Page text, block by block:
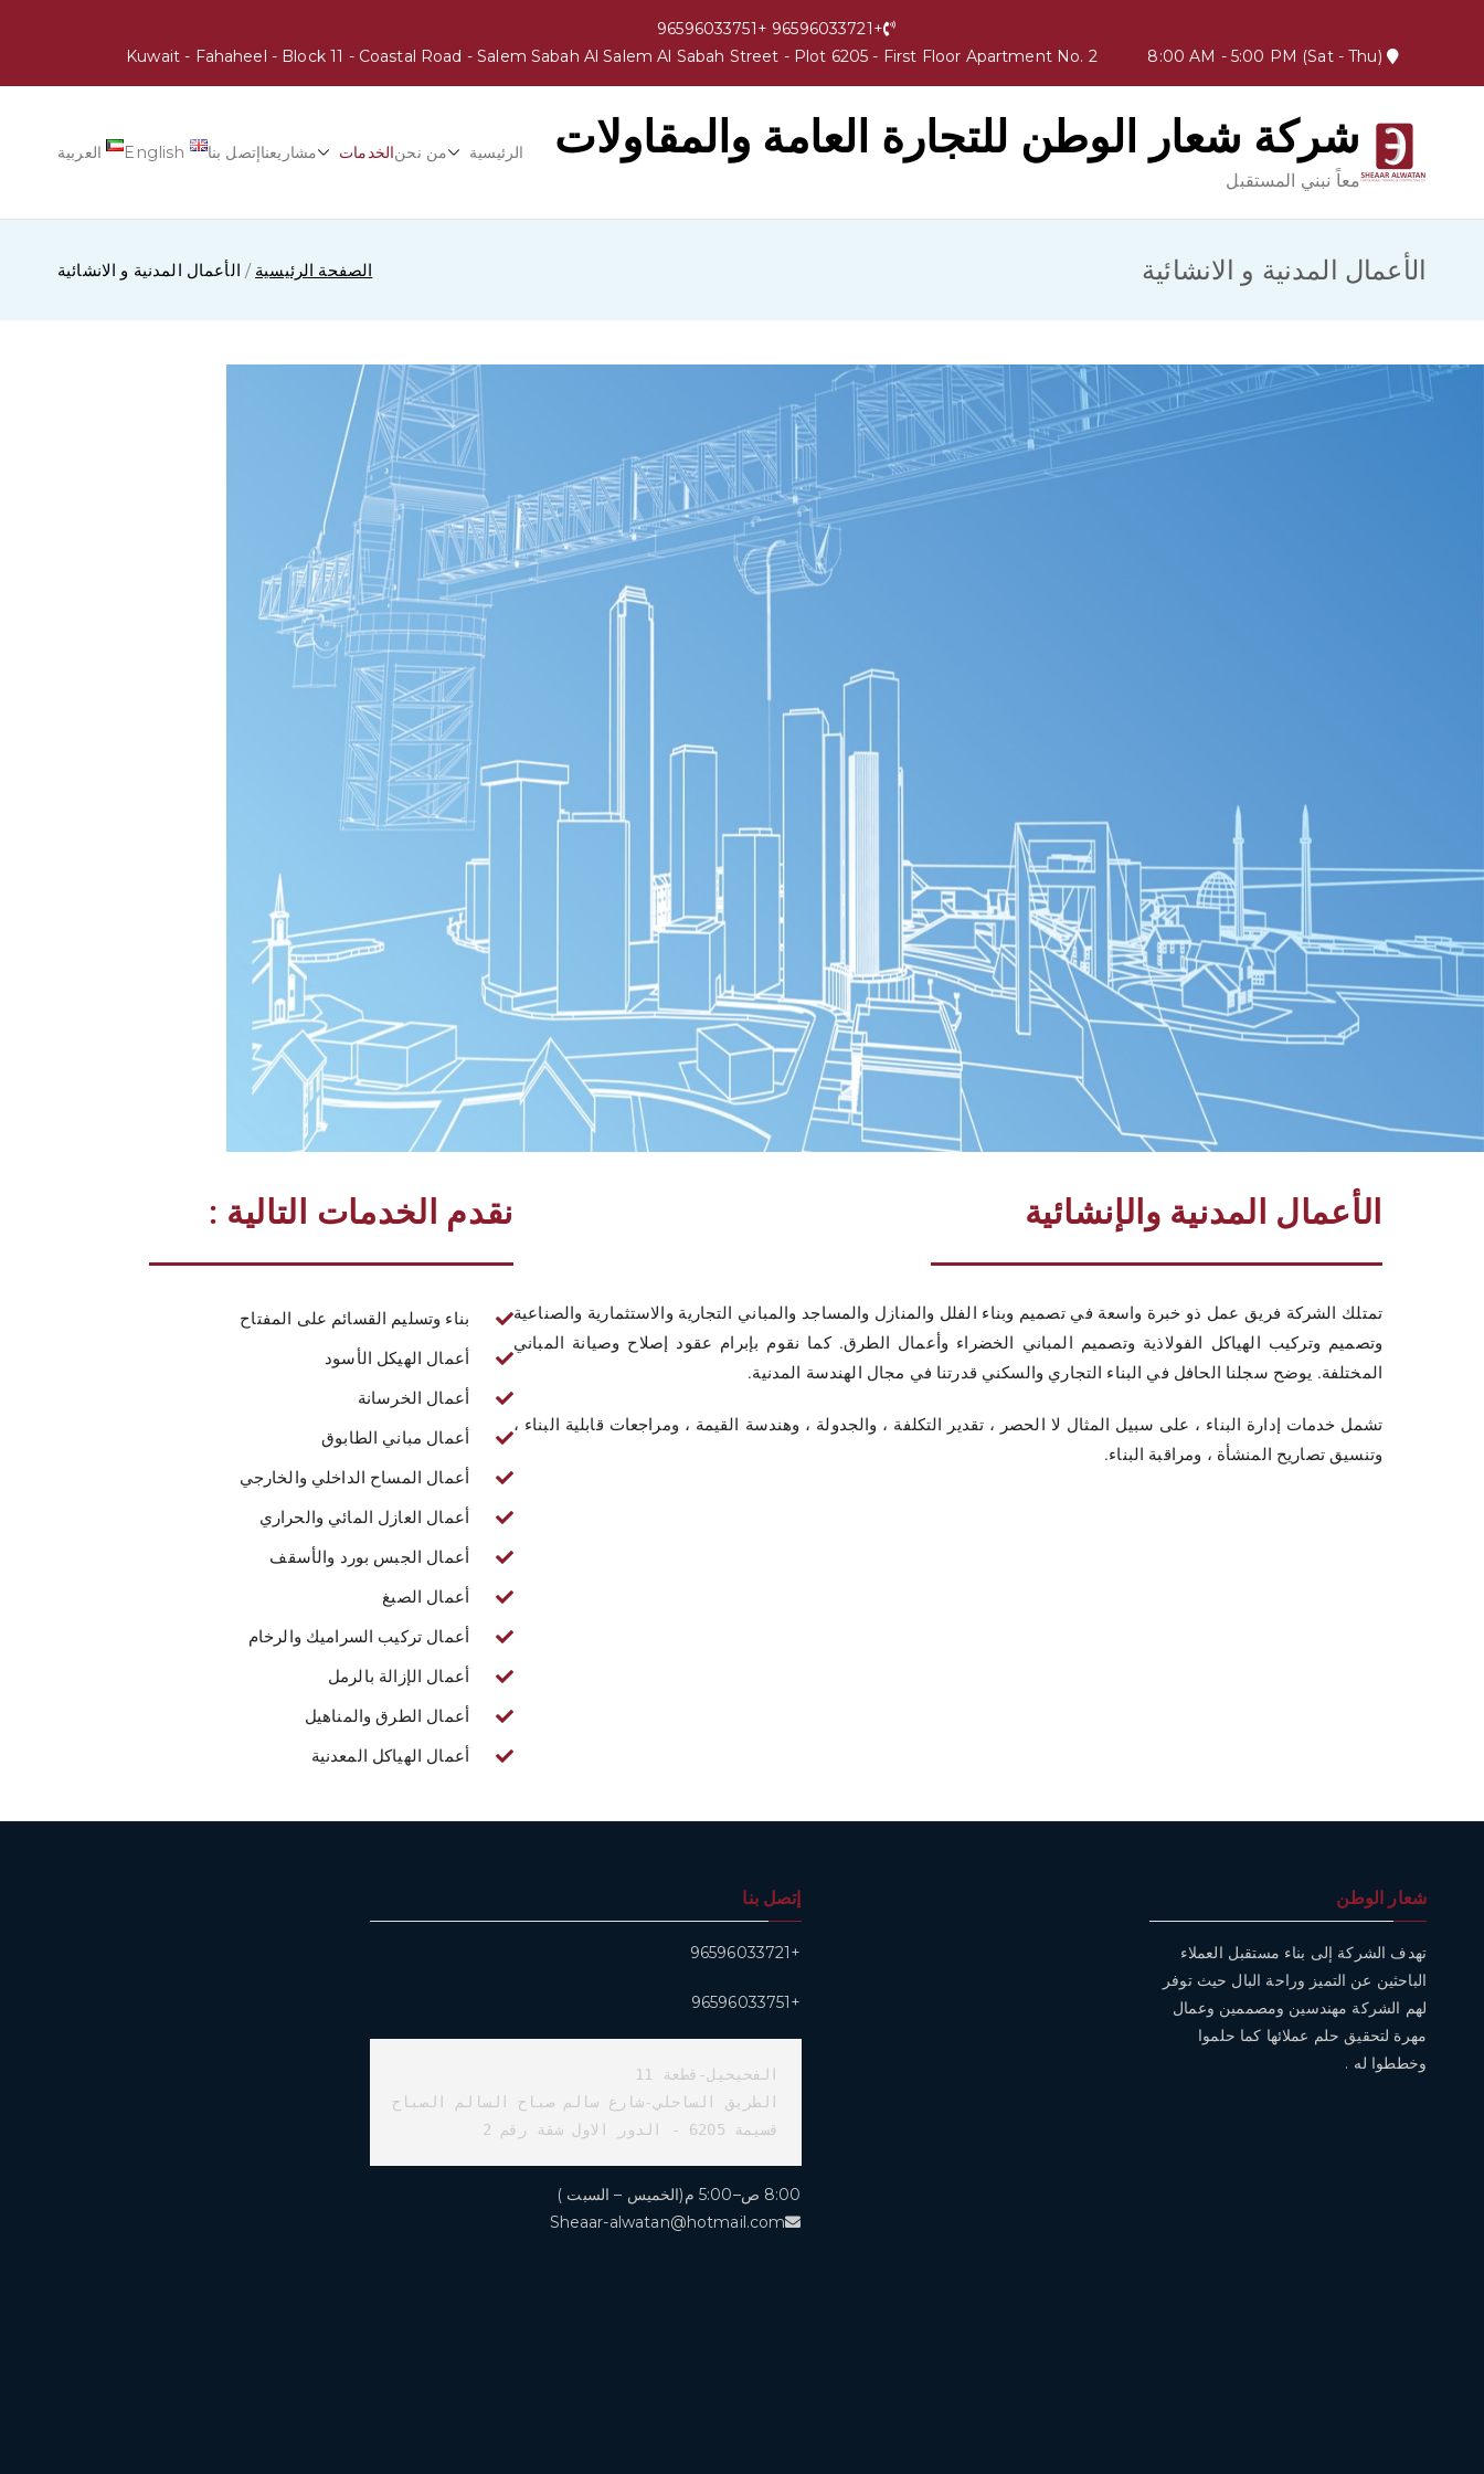
+96596033721 +96596033751
8:00 AM - 5:00 PM (Sat - Thu)
شركة شعار الوطن للتجارة العامة والمقاولات
معاً نبني المستقبل
الرئيسية من نحنالخدمات مشاريعناإتصل بنا English العربية
الأعمال المدنية و الانشائية الصفحة الرئيسية الأعمال المدنية و الانشائية
الأعمال المدنية والإنشائية
تمتلك الشركة فريق عمل ذو خبرة واسعة في تصميم وبناء الفلل والمنازل والمساجد والمباني التجارية والاستثمارية والصناعية
وتصميم وتركيب الهياكل الفولاذية وتصميم المباني الخضراء وأعمال الطرق. كما نقوم بإبرام عقود إصلاح وصيانة المباني
المختلفة. يوضح سجلنا الحافل في البناء التجاري والسكني قدرتنا في مجال الهندسة المدنية.
تشمل خدمات إدارة البناء ، على سبيل المثال لا الحصر ، تقدير التكلفة ، والجدولة ، وهندسة القيمة ، ومراجعات قابلية البناء ،
وتنسيق تصاريح المنشأة ، ومراقبة البناء.
نقدم الخدمات التالية :
بناء وتسليم القسائم على المفتاح
أعمال الهيكل الأسود
أعمال الخرسانة
أعمال مباني الطابوق
أعمال المساح الداخلي والخارجي
أعمال العازل المائي والحراري
أعمال الجبس بورد والأسقف
أعمال الصبغ
أعمال تركيب السراميك والرخام
أعمال الإزالة بالرمل
أعمال الطرق والمناهيل
أعمال الهياكل المعدنية
شعار الوطن
تهدف الشركة إلى بناء مستقبل العملاء
الباحثين عن التميز وراحة البال حيث توفر
لهم الشركة مهندسين ومصممين وعمال
مهرة لتحقيق حلم عملائها كما حلموا
وخططوا له .
إتصل بنا
+96596033721
+96596033751
قسيمة 6205 - الدور الاول شقة رقم 2
8:00 ص–5:00 م(الخميس – السبت )
Sheaar-alwatan@hotmail.com